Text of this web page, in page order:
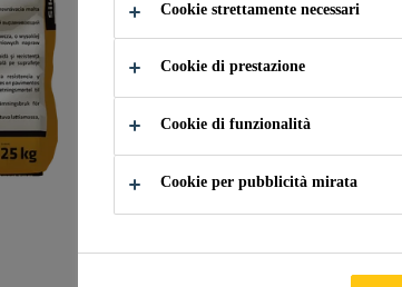
Malta pronta
Indurimento rapido
Tempo di
Cookie strettamente necessari
Cookie di prestazione
Cookie di funzionalità
Cookie per pubblicità mirata